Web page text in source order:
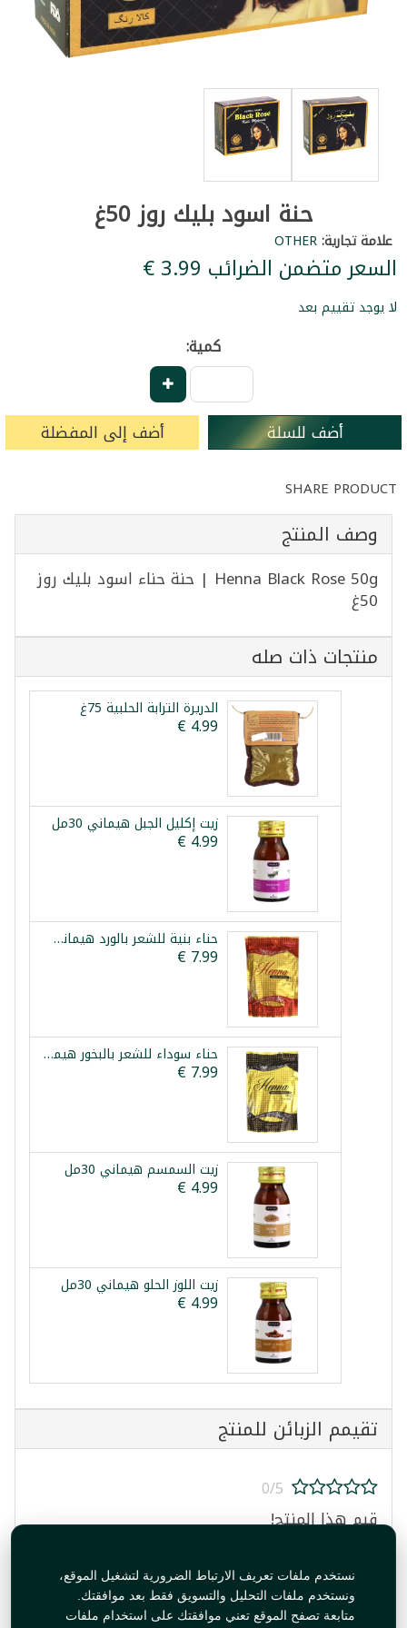
نستخدم ملفات تعريف الارتباط الضرورية لتشغيل الموقع،
ونستخدم ملفات التحليل والتسويق فقط بعد موافقتك.
متابعة تصفح الموقع تعني موافقتك على استخدام ملفات
حنة اسود بليك روز 50غ
علامة تجارية:OTHER
السعر متضمن الضرائب ‏3.99 €
لا يوجد تقييم بعد
كمية:
أضف للسلة أضف إلى المفضلة
SHARE PRODUCT
وصف المنتج
Henna Black Rose 50g | حنة حناء اسود بليك روز
50غ
منتجات ذات صله
الدريرة الترابة الحلبية 75غ
زيت إكليل الجبل هيماني 30مل
حناء بنية للشعر بالورد هيماني 150غ
حناء سوداء للشعر بالبخور هيماني 150غ
زيت السمسم هيماني 30مل
زيت اللوز الحلو هيماني 30مل
تقيمم الزبائن للمنتج
0/5
قيم هذا المنتج!